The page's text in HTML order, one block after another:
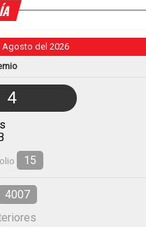
del 2026
15
4007